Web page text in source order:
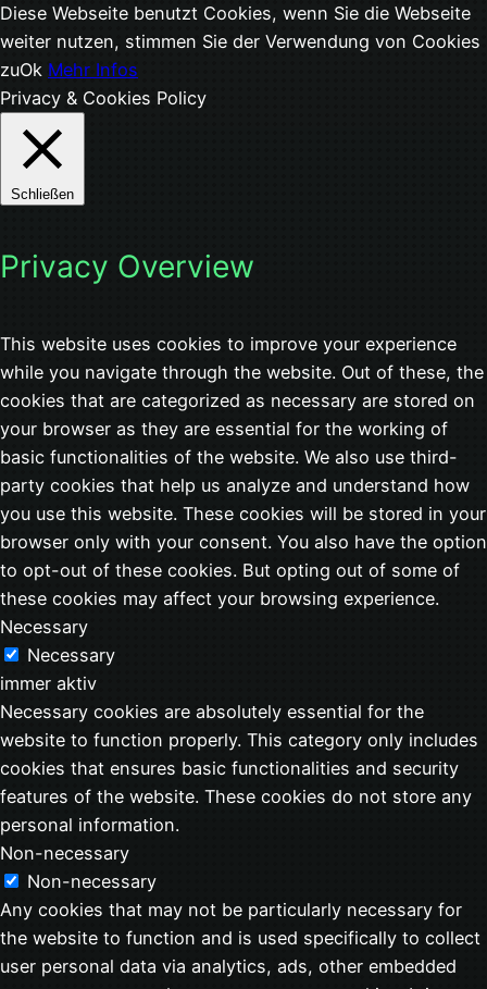
Diese Webseite benutzt Cookies, wenn Sie die Webseite
weiter nutzen, stimmen Sie der Verwendung von Cookies
zuOk Mehr Infos
Privacy & Cookies Policy
Schließen
Privacy Overview
This website uses cookies to improve your experience
while you navigate through the website. Out of these, the
cookies that are categorized as necessary are stored on
your browser as they are essential for the working of
basic functionalities of the website. We also use third-
party cookies that help us analyze and understand how
you use this website. These cookies will be stored in your
browser only with your consent. You also have the option
to opt-out of these cookies. But opting out of some of
these cookies may affect your browsing experience.
Necessary
Necessary
immer aktiv
Necessary cookies are absolutely essential for the
website to function properly. This category only includes
cookies that ensures basic functionalities and security
features of the website. These cookies do not store any
personal information.
Non-necessary
Non-necessary
Any cookies that may not be particularly necessary for
the website to function and is used specifically to collect
user personal data via analytics, ads, other embedded